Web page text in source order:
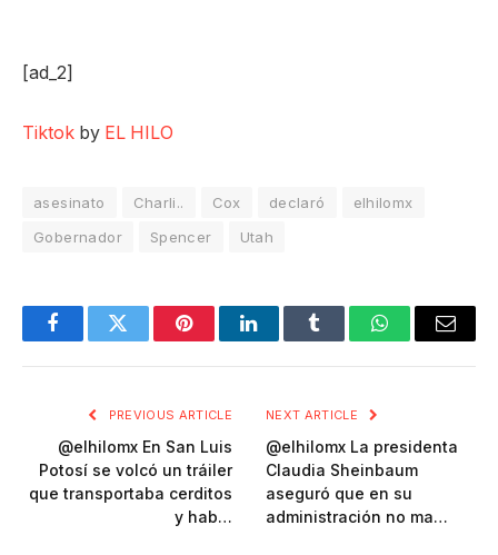
[ad_2]
Tiktok by EL HILO
asesinato Charli.. Cox declaró
elhilomx
Gobernador
Spencer Utah
FacebookTwitter PinterestLinkedInTumblr WhatsAppEmail
PREVIOUS ARTICLE
@elhilomx En San Luis
Potosí se volcó un tráiler
que transportaba cerditos
y hab…
NEXT ARTICLE
@elhilomx La presidenta
Claudia Sheinbaum
aseguró que en su
administración no ma…